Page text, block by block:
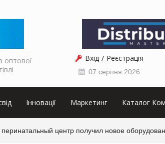
оптової
Вхід Реєстрація
07 серпня 2026
Інновації Маркетинг Каталог
перинатальный центр получил новое